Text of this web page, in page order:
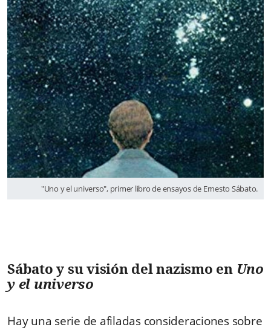
"Uno y el universo", primer libro de ensayos de Ernesto Sábato.
Sábato y su visión del nazismo en Uno
y el universo
Hay una serie de afiladas consideraciones sobre